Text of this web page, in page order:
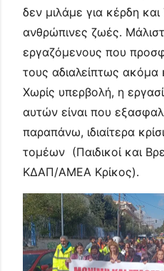
δεν μιλάμε για κέρδη και
ανθρώπινες ζωές.
εργαζόμενους που
τους αδιαλείπτως
Χωρίς υπερβολή, η
αυτών είναι που
παραπάνω, ιδιαίτερα
τομέων (Παιδικοί και
ΚΔΑΠ/ΑΜΕΑ Κρίκος).